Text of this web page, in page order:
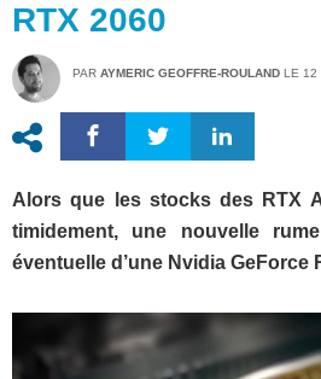
RTX 2060
PAR AYMERIC GEOFFRE-ROULAND LE 12
Alors que les stocks des RTX
timidement, une nouvelle
éventuelle d’une Nvidia GeForce